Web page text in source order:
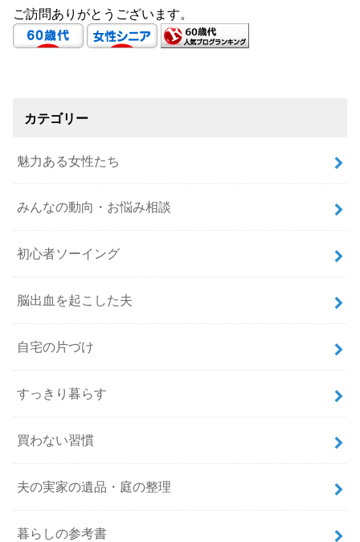
ご訪問ありがとうございます。
カテゴリー
魅力ある女性たち
みんなの動向・お悩み相談
初心者ソーイング
脳出血を起こした夫
自宅の片づけ
すっきり暮らす
買わない習慣
夫の実家の遺品・庭の整理
暮らしの参考書